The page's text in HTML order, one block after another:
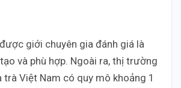
giới chuyên gia đánh giá là
và phù hợp. Ngoài ra, thị trường
trà Việt Nam có quy mô khoảng 1